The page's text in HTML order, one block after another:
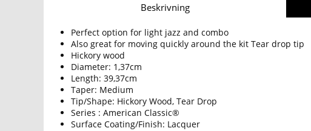
Beskrivning
Perfect option for light jazz and combo
Also great for moving quickly around the kit Tear drop tip
Hickory wood
Diameter: 1,37cm
Length: 39,37cm
Taper: Medium
Tip/Shape: Hickory Wood, Tear Drop
Series : American Classic®
Surface Coating/Finish: Lacquer